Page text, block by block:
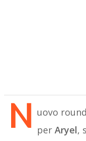
N uovo
per Aryel,